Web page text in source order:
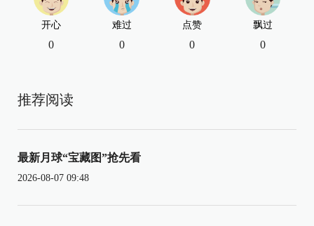
开心
0
难过
0
点赞
0
飘过
0
推荐阅读
最新月球“宝藏图”抢先看
2026-08-07 09:48